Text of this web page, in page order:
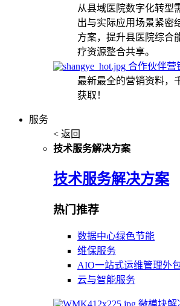
从县域医院数字化转型
出与实际应用场景紧密
方案，提升县医院综合
疗资源整合共享。
合作伙伴营
最新最全的营销资料，
获取！
服务
< 返回
技术服务解决方案
技术服务解决方案
热门推荐
数据中心绿色节能
维保服务
AIO一站式运维管理外
云与智能服务
微模块解